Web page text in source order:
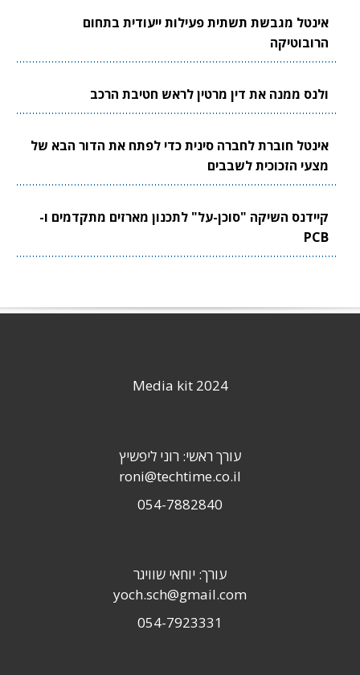
אינטל מגבשת תשתית פעילות ייעודית בתחום
הרובוטיקה
ולנס ממנה את דין מרטין לראש חטיבת הרכב
אינטל חוברת לחברה סינית כדי לפתח את הדור הבא של
מצעי הזכוכית לשבבים
קיידנס השיקה "סוכן-על" לתכנון מארזים מתקדמים ו-
PCB
Media kit 2024
עורך ראשי: רוני ליפשיץ
roni@techtime.co.il
054-7882840
עורך: יוחאי שוויגר
yoch.sch@gmail.com
054-7923331